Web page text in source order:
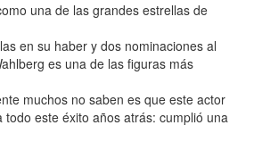
una de las grandes estrellas de
en su haber y dos nominaciones al
es una de las figuras más
muchos no saben es que este actor
este éxito años atrás: cumplió una